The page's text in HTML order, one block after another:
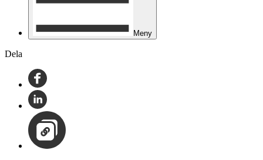
Meny
Dela